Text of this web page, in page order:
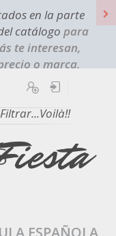
en la parte
catálogopara
te interesan,
o marca.
modelos que
marca el
sesión